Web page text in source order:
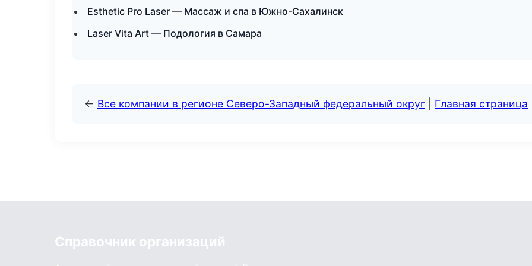
Esthetic Pro Laser — Массаж и спа в Южно-Сахалинск
Laser Vita Art — Подология в Самара
← Все компании в регионе Северо-Западный федеральный округ Главная страница
Справочник организаций